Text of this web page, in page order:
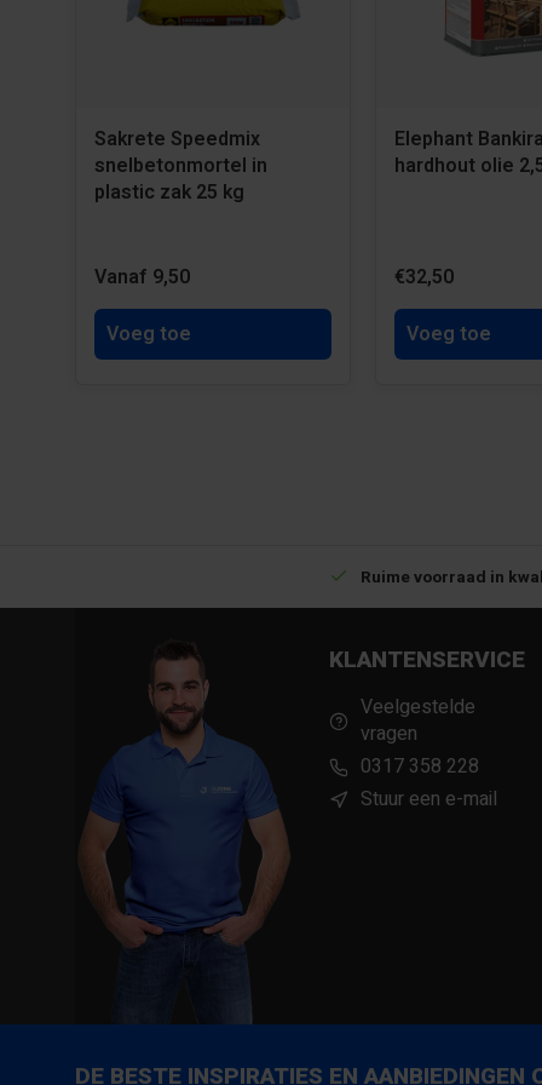
Sakrete Speedmix
snelbetonmortel in
plastic zak 25 kg
Vanaf 9,50
Voeg toe
Elephant
hardhout olie
€32,50
Voeg toe
Ruime voorraad in
KLANTENSERVICE
Veelgestelde
vragen
0317 358 228
Stuur een e-mail
DE BESTE INSPIRATIES EN AANBIEDINGEN